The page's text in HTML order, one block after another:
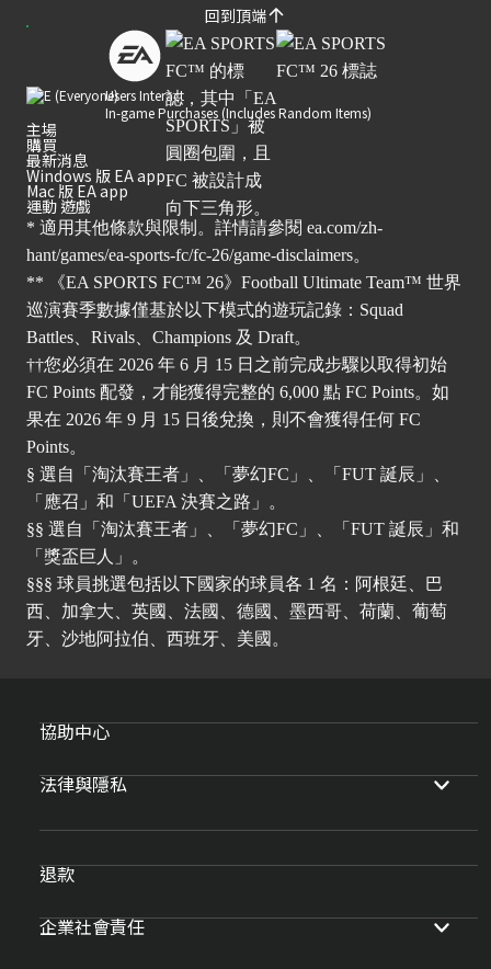
回到頂端
Users Interact
In-game Purchases (Includes Random Items)
主場
購買
最新消息
Windows 版 EA app
Mac 版 EA app
運動 遊戲
* 適用其他條款與限制。詳情請參閱 ea.com/zh-
hant/games/ea-sports-fc/fc-26/game-disclaimers。
** 《EA SPORTS FC™ 26》Football Ultimate Team™ 世界
巡演賽季數據僅基於以下模式的遊玩記錄：Squad
Battles、Rivals、Champions 及 Draft。
††您必須在 2026 年 6 月 15 日之前完成步驟以取得初始
FC Points 配發，才能獲得完整的 6,000 點 FC Points。如
果在 2026 年 9 月 15 日後兌換，則不會獲得任何 FC
Points。
§ 選自「淘汰賽王者」、「夢幻FC」、「FUT 誕辰」、
「應召」和「UEFA 決賽之路」。
§§ 選自「淘汰賽王者」、「夢幻FC」、「FUT 誕辰」和
「獎盃巨人」。
§§§ 球員挑選包括以下國家的球員各 1 名：阿根廷、巴
西、加拿大、英國、法國、德國、墨西哥、荷蘭、葡萄
牙、沙地阿拉伯、西班牙、美國。
協助中心
法律與隱私
退款
企業社會責任